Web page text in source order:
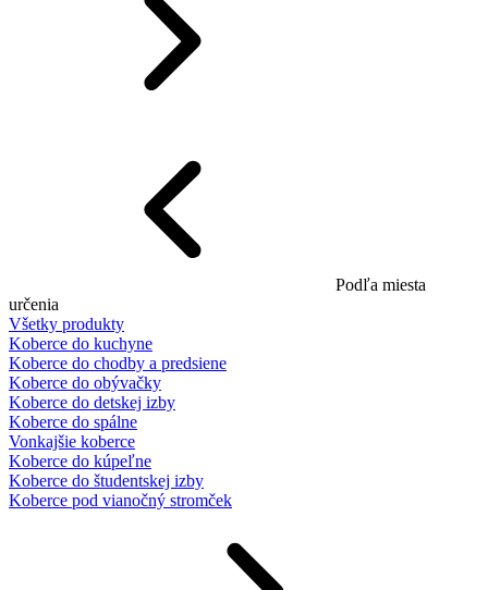
Podľa miesta
určenia
Všetky produkty
Koberce do kuchyne
Koberce do chodby a predsiene
Koberce do obývačky
Koberce do detskej izby
Koberce do spálne
Vonkajšie koberce
Koberce do kúpeľne
Koberce do študentskej izby
Koberce pod vianočný stromček